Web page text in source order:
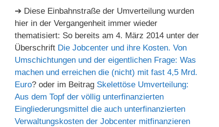
➔ Diese Einbahnstraße der Umverteilung wurden
hier in der Vergangenheit immer wieder
thematisiert: So bereits am 4. März 2014 unter der
Überschrift Die Jobcenter und ihre Kosten. Von
Umschichtungen und der eigentlichen Frage: Was
machen und erreichen die (nicht) mit fast 4,5 Mrd.
Euro? oder im Beitrag Skelettöse Umverteilung:
Aus dem Topf der völlig unterfinanzierten
Eingliederungsmittel die auch unterfinanzierten
Verwaltungskosten der Jobcenter mitfinanzieren